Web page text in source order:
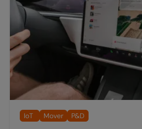
IoT Mover P&D